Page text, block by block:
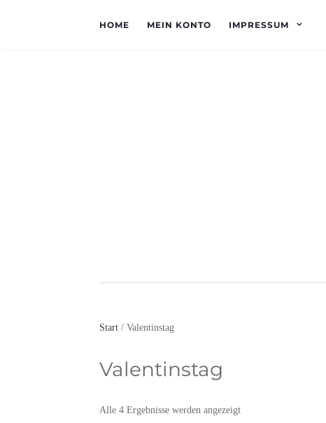
HOME MEIN KONTO IMPRESSUM
Start / Valentinstag
Valentinstag
Alle 4 Ergebnisse werden angezeigtNach